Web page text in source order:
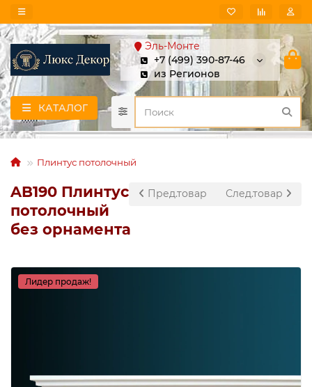
Эль-Монте
+7 (499) 390-87-46
из Регионов
КАТАЛОГ
Плинтус потолочный
Пред.товар След.товар
AB190 Плинтус
потолочный
без орнамента
Лидер продаж!